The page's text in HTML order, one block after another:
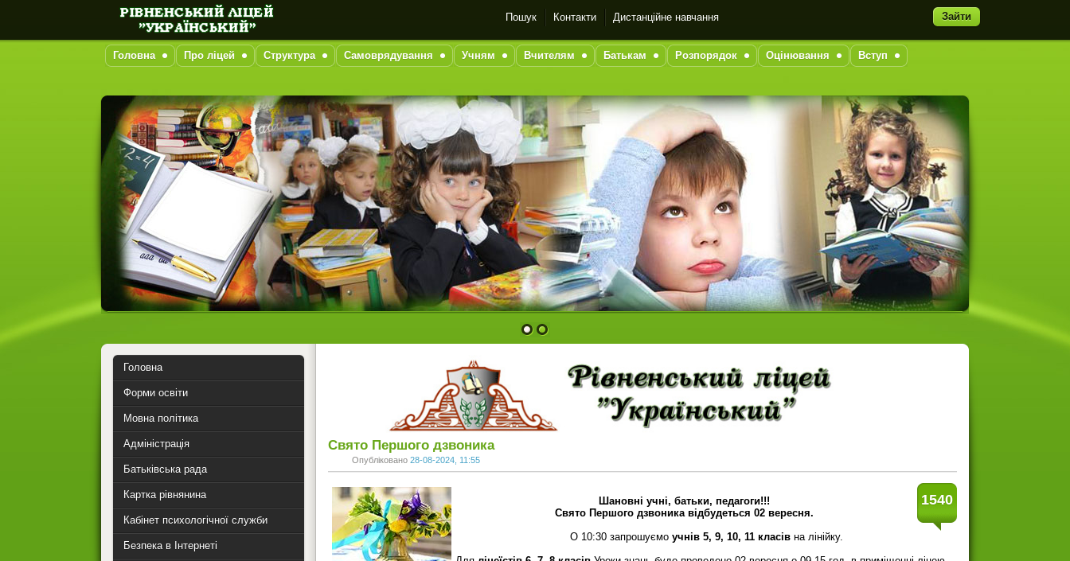
Пошук Контакти Дистанційне навчання Зайти
Головна Про ліцей Структура Самоврядування Учням Вчителям Батькам Розпорядок Оцінювання Вступ
1 2
Свято Першого дзвоника
Опубліковано 28-08-2024, 11:55
1540
Шановні учні, батьки, педагоги!!!
Свято Першого дзвоника відбудеться 02 вересня.
О 10:30 запрошуємо учнів 5, 9, 10, 11 класівна лінійку.
Головна
Форми освіти
Мовна політика
Адміністрація
Батьківська рада
Картка рівнянина
Кабінет психологічної служби
Безпека в Інтернеті